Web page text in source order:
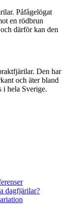
Påfågelögat
en rödbrun
därför kan den
Den har
och äter bland
i hela Sverige.
dagfjärilar?